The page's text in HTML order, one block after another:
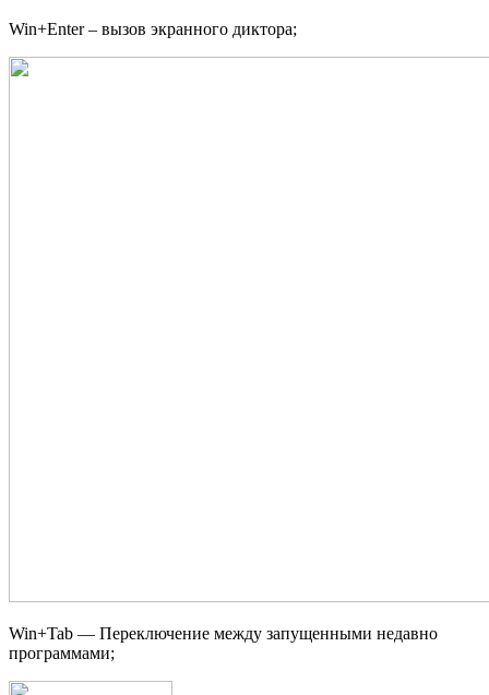
Win+Enter – вызов экранного диктора;
Win+Tab — Переключение между запущенными недавно
программами;